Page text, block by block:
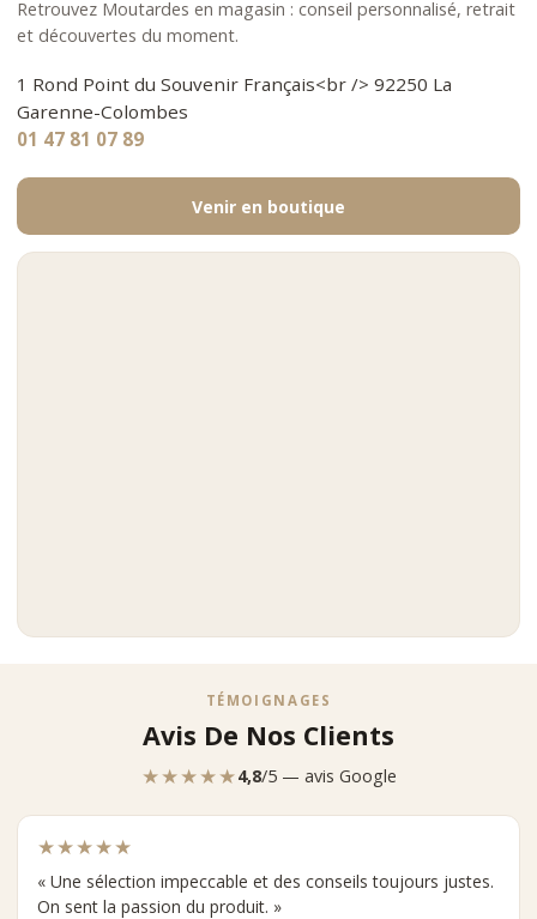
Retrouvez Moutardes en magasin : conseil personnalisé, retrait
et découvertes du moment.
1 Rond Point du Souvenir Français<br /> 92250 La
Garenne-Colombes
01 47 81 07 89
Venir en boutique
TÉMOIGNAGES
Avis De Nos Clients
★★★★★4,8/5 — avis Google
★★★★★
« Une sélection impeccable et des conseils toujours justes.
On sent la passion du produit. »